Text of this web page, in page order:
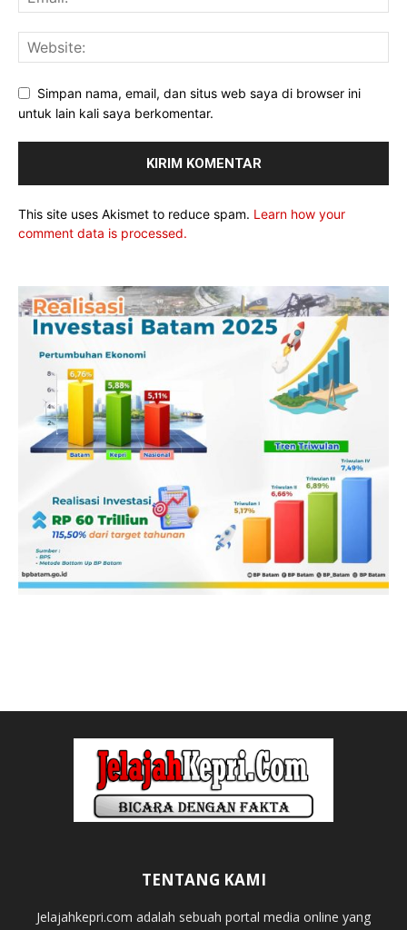
Simpan nama, email, dan situs web saya di browser ini
untuk lain kali saya berkomentar.
This site uses Akismet to reduce spam. Learn how your
comment data is processed.
TENTANG KAMI
Jelajahkepri.com adalah sebuah portal media online yang